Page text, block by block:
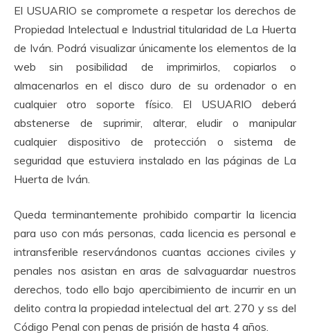
El USUARIO se compromete a respetar los derechos de
Propiedad Intelectual e Industrial titularidad de La Huerta
de Iván. Podrá visualizar únicamente los elementos de la
web sin posibilidad de imprimirlos, copiarlos o
almacenarlos en el disco duro de su ordenador o en
cualquier otro soporte físico. El USUARIO deberá
abstenerse de suprimir, alterar, eludir o manipular
cualquier dispositivo de protección o sistema de
seguridad que estuviera instalado en las páginas de La
Huerta de Iván.
Queda terminantemente prohibido compartir la licencia
para uso con más personas, cada licencia es personal e
intransferible reservándonos cuantas acciones civiles y
penales nos asistan en aras de salvaguardar nuestros
derechos, todo ello bajo apercibimiento de incurrir en un
delito contra la propiedad intelectual del art. 270 y ss del
Código Penal con penas de prisión de hasta 4 años.